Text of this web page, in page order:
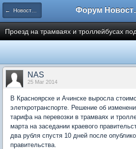
← Новости рынка недвижимости
Проезд на трамваях и троллейбусах
NAS
25 Mar 2014
В Красноярске и Ачинске выросла
элеткротранспорте. Решение об
тарифа на перевозки в трамваях и
марта на заседании краевого
два рубля спустя 10 дней после
правительства.